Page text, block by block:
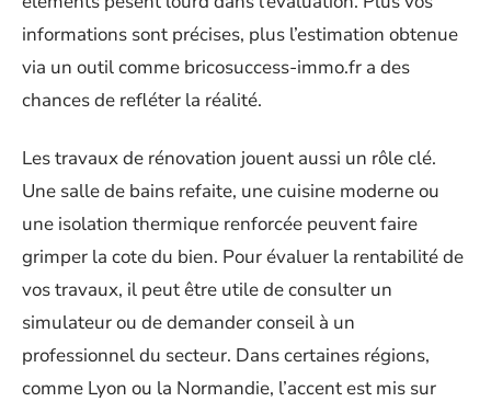
informations sont précises, plus l’estimation obtenue
via un outil comme bricosuccess-immo.fr a des
chances de refléter la réalité.
Les travaux de rénovation jouent aussi un rôle clé.
Une salle de bains refaite, une cuisine moderne ou
une isolation thermique renforcée peuvent faire
grimper la cote du bien. Pour évaluer la rentabilité de
vos travaux, il peut être utile de consulter un
simulateur ou de demander conseil à un
professionnel du secteur. Dans certaines régions,
comme Lyon ou la Normandie, l’accent est mis sur